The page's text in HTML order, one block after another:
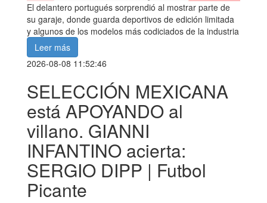
El delantero portugués sorprendió al mostrar parte de
su garaje, donde guarda deportivos de edición limitada
y algunos de los modelos más codiciados de la industria
Leer más
2026-08-08 11:52:46
SELECCIÓN MEXICANA
está APOYANDO al
villano. GIANNI
INFANTINO acierta:
SERGIO DIPP | Futbol
Picante